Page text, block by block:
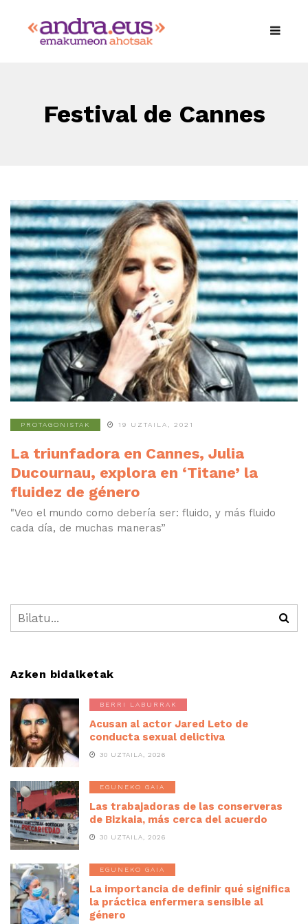
Festival de Cannes
PROTAGONISTAK 19 UZTAILA, 2021
La triunfadora en Cannes, Julia
Ducournau, explora en ‘Titane’ la
fluidez de género
"Veo el mundo como debería ser: fluido, y más fluido
cada día, de muchas maneras”
Azken bidalketak
BERRI LABURRAK
Acusan al actor Jared Leto de
conducta sexual delictiva
30 UZTAILA, 2026
EGUNEKO GAIA
Las trabajadoras de las conserveras
de Bizkaia, más cerca del acuerdo
30 UZTAILA, 2026
EGUNEKO GAIA
La importancia de definir qué significa
la práctica enfermera sensible al
género